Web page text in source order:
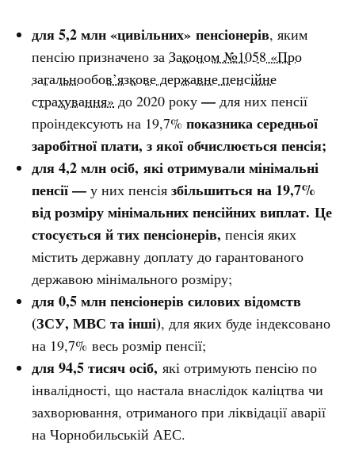
для 5,2 млн «цивільних» пенсіонерів, яким
пенсію призначено заЗаконом №1058 «Про
загальнообов’язкове державне пенсійне
страхування» до 2020 року— для них пенсії
проіндексують на 19,7%показника середньої
заробітної плати, з якої обчислюється пенсія;
для 4,2 млн осіб, які отримували мінімальні
пенсії —у них пенсіязбільшиться на 19,7%
від розміру мінімальних пенсійних виплат. Це
стосується й тих пенсіонерів,пенсія яких
містить державну доплату до гарантованого
державою мінімального розміру;
для0,5 млн пенсіонерів силових відомств
(ЗСУ, МВС та інші), для яких буде індексовано
на 19,7% весь розмір пенсії;
для 94,5 тисяч осіб, які отримують пенсію по
інвалідності, що настала внаслідок каліцтва чи
захворювання, отриманого при ліквідації аварії
на Чорнобильській АЕС.